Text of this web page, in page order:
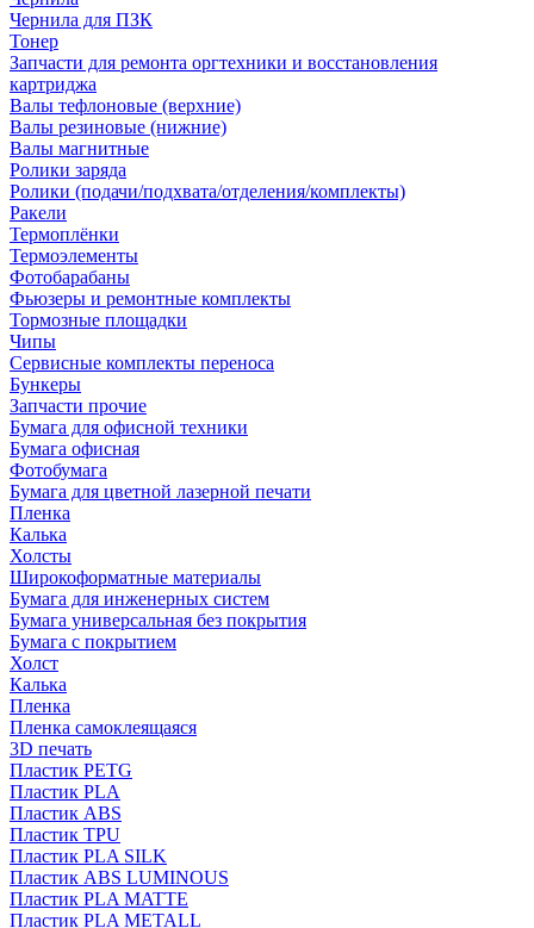
Чернила для ПЗК
Тонер
Запчасти для ремонта оргтехники и восстановления
картриджа
Валы тефлоновые (верхние)
Валы резиновые (нижние)
Валы магнитные
Ролики заряда
Ролики (подачи/подхвата/отделения/комплекты)
Ракели
Термоплёнки
Термоэлементы
Фотобарабаны
Фьюзеры и ремонтные комплекты
Тормозные площадки
Чипы
Сервисные комплекты переноса
Бункеры
Запчасти прочие
Бумага для офисной техники
Бумага офисная
Фотобумага
Бумага для цветной лазерной печати
Пленка
Калька
Холсты
Широкоформатные материалы
Бумага для инженерных систем
Бумага универсальная без покрытия
Бумага с покрытием
Холст
Калька
Пленка
Пленка самоклеящаяся
3D печать
Пластик PETG
Пластик PLA
Пластик ABS
Пластик TPU
Пластик PLA SILK
Пластик ABS LUMINOUS
Пластик PLA MATTE
Пластик PLA METALL